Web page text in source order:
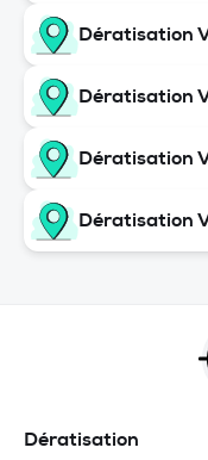
Dératisation
Dératisation
Dératisation
Dératisation
Dératisation